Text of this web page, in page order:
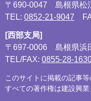
〒690-0047
島根県松
TEL: 0852-21-9047
[西部支局]
〒697-0006
島根県浜
TEL/FAX: 0855-28-
このサイトに掲載の記事
すべての著作権は建設興業